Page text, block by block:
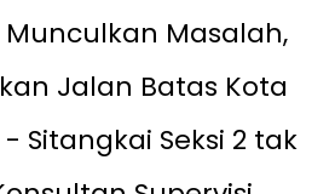
Munculkan Masalah,
Jalan Batas Kota
Sitangkai Seksi 2 tak